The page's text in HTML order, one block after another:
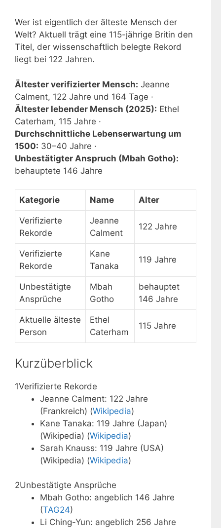
Wer ist eigentlich der älteste Mensch der
Welt? Aktuell trägt eine 115-jährige Britin den
Titel, der wissenschaftlich belegte Rekord
liegt bei 122 Jahren.
Ältester verifizierter Mensch: Jeanne
Calment, 122 Jahre und 164 Tage ·
Ältester lebender Mensch (2025): Ethel
Caterham, 115 Jahre ·
Durchschnittliche Lebenserwartung um
1500: 30–40 Jahre ·
Unbestätigter Anspruch (Mbah Gotho):
behauptete 146 Jahre
Kategorie Name Alter
Verifizierte
Rekorde
Jeanne
Calment
122 Jahre
Verifizierte
Rekorde
Kane
Tanaka
119 Jahre
Unbestätigte
Ansprüche
Mbah
Gotho
behauptet
146 Jahre
Aktuelle älteste
Person
Ethel
Caterham
115 Jahre
Kurzüberblick
1Verifizierte Rekorde
Jeanne Calment: 122 Jahre
(Frankreich) (Wikipedia)
Kane Tanaka: 119 Jahre (Japan)
(Wikipedia) (Wikipedia)
Sarah Knauss: 119 Jahre (USA)
(Wikipedia) (Wikipedia)
2Unbestätigte Ansprüche
Mbah Gotho: angeblich 146 Jahre
(TAG24)
Li Ching-Yun: angeblich 256 Jahre